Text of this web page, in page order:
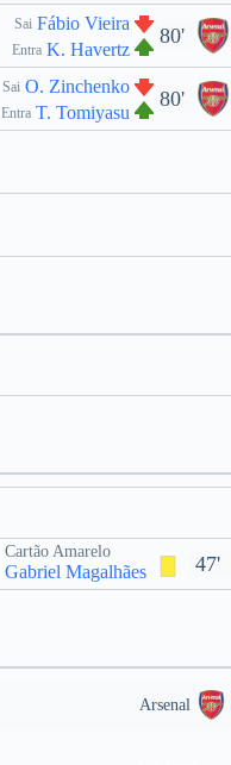
80'
Sai Fábio Vieira
Entra K. Havertz
80'
Sai O. Zinchenko
Entra T. Tomiyasu
47'
Cartão Amarelo
Gabriel Magalhães
Arsenal